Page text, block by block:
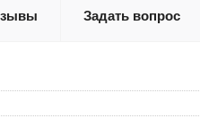
Задать вопрос